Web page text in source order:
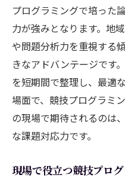
愛知県で求めら
を解説
競技プログラミ
材像
システムエンジ
力の関係
愛知県のIT企業
システムエンジ
プログラミングで培った
力が強みとなります。地
や問題分析力を重視する
きなアドバンテージです
を短期間で整理し、最適
場面で、競技プログラミ
の現場で期待されるのは
な課題対応力です。
現場で役立つ競技プロ